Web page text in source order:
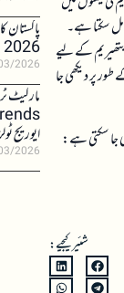
مل سکتا ہے۔
کے لیے
پر دیکھی جا
جا سکتی ہے:
شئیر کیجیے:
2026 – جائزہ
2026
ایوریج
2026